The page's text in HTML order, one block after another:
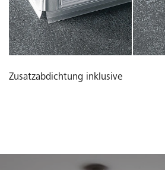
Zusatzabdichtung inklusive